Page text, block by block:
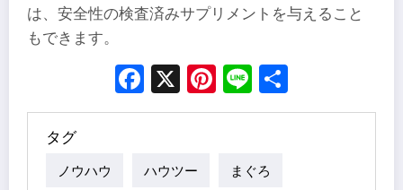
は、安全性の検査済みサプリメントを与えること
もできます。
Facebook
X Pinterest
Line
タグ
ノウハウ ハウツー まぐろ